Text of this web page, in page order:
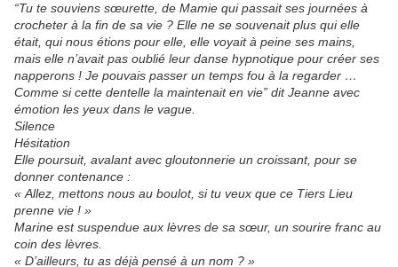
“Tu te souviens sœurette, de Mamie qui passait ses journées à
crocheter à la fin de sa vie ? Elle ne se souvenait plus qui elle
était, qui nous étions pour elle, elle voyait à peine ses mains,
mais elle n’avait pas oublié leur danse hypnotique pour créer ses
napperons ! Je pouvais passer un temps fou à la regarder …
Comme si cette dentelle la maintenait en vie” dit Jeanne avec
émotion les yeux dans le vague.
Silence
Hésitation
Elle poursuit, avalant avec gloutonnerie un croissant, pour se
donner contenance :
« Allez, mettons nous au boulot, si tu veux que ce Tiers Lieu
prenne vie ! »
Marine est suspendue aux lèvres de sa sœur, un sourire franc au
coin des lèvres.
« D’ailleurs, tu as déjà pensé à un nom ? »